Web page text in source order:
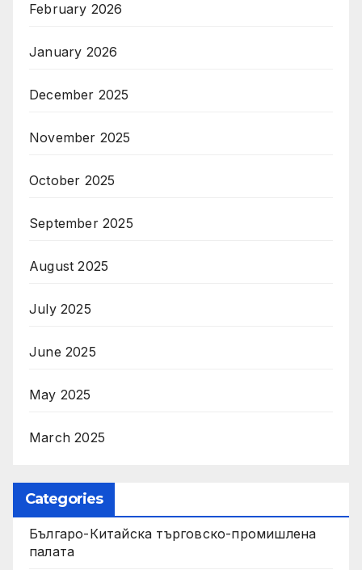
February 2026
January 2026
December 2025
November 2025
October 2025
September 2025
August 2025
July 2025
June 2025
May 2025
March 2025
Categories
Българо-Китайска търговско-промишлена
палата